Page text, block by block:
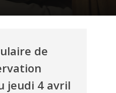
de
jeudi 4 avril